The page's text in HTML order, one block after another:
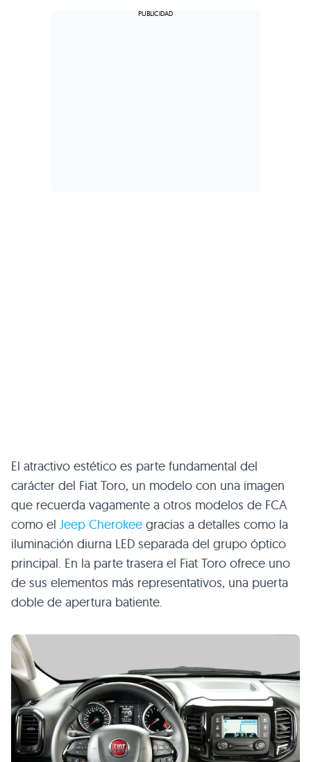
El atractivo estético es parte fundamental del
carácter del Fiat Toro, un modelo con una imagen
que recuerda vagamente a otros modelos de FCA
como el Jeep Cherokee gracias a detalles como la
iluminación diurna LED separada del grupo óptico
principal. En la parte trasera el Fiat Toro ofrece uno
de sus elementos más representativos, una puerta
doble de apertura batiente.